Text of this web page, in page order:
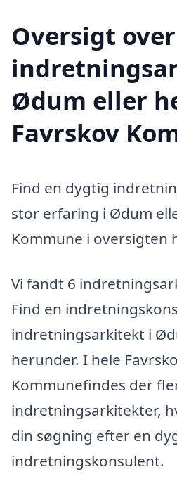
Oversigt over
Ødum eller
Favrskov
Find en dygtig
stor erfaring i Ødum
Kommune i oversigten
Vi fandt 6
Find en
indretningsarkitekt i
herunder. I hele
Kommunefindes der
indretningsarkitekter,
din søgning efter en
indretningskonsulent.